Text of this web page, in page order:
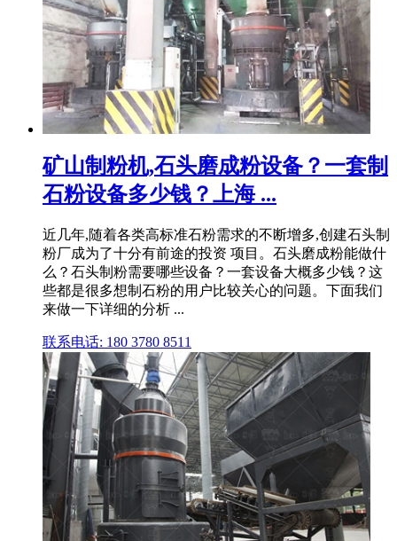
矿山制粉机,石头磨成粉设备？一套制
石粉设备多少钱？上海 ...
近几年,随着各类高标准石粉需求的不断增多,创建石头制
粉厂成为了十分有前途的投资 项目。石头磨成粉能做什
么？石头制粉需要哪些设备？一套设备大概多少钱？这
些都是很多想制石粉的用户比较关心的问题。下面我们
来做一下详细的分析 ...
联系电话: 180 3780 8511